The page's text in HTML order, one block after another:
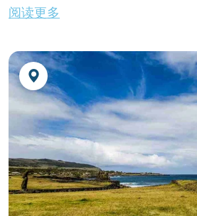
"唐格塔·马努"）祭祀的地方。 参观
让人联想到前印加时期的建筑。
在当地餐厅享用午餐
下午自由活动
在酒店用晚餐及夜宿。
阅读更多